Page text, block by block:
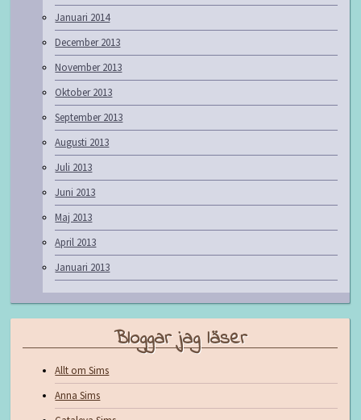
Januari 2014
December 2013
November 2013
Oktober 2013
September 2013
Augusti 2013
Juli 2013
Juni 2013
Maj 2013
April 2013
Januari 2013
Bloggar jag läser
Allt om Sims
Anna Sims